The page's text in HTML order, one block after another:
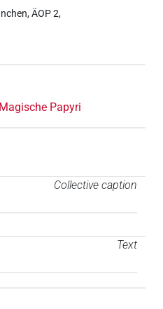
ÄOP 2,
Magische Papyri
Collective caption
Text